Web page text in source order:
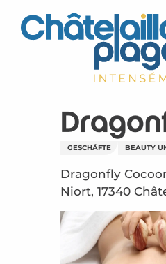
contenu
GESCHÄFTE BEAUTY
Dragonfly
Niort, 17340